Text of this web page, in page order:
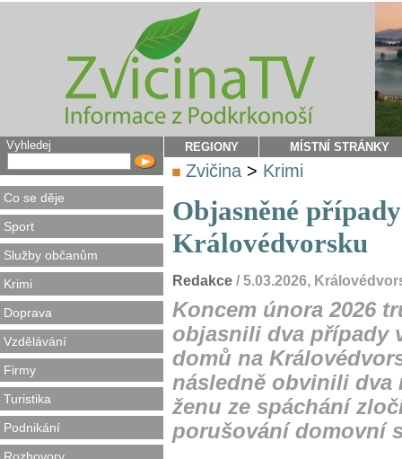
Vyhledej
Co se děje
Sport
Služby občanům
Krimi
Doprava
Vzdělávání
Firmy
Turistika
Podnikání
REGIONY MÍSTNÍ STRÁNKY
Zvičina > Krimi
Objasněné
Královédvorsku
Redakce / 5.03.2026,
Koncem února 2026
objasnili dva případy
domů na
následně obvinili dva
ženu ze spáchání
porušování domovní